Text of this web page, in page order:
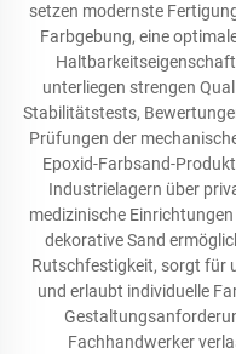
setzen modernste
Farbgebung, eine
unterliegen strengen
Stabilitätstests,
Prüfungen der
Epoxid-Farbsand-
Industrielagern über
medizinische
dekorative Sand
Rutschfestigkeit, sorgt für
und erlaubt individuelle
Fachhandwerker